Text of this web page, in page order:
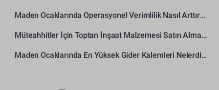
Maden Ocaklarında Operasyonel Verimlilik Nasıl Arttırılır?
Müteahhitler İçin Toptan İnşaat Malzemesi Satın Alma Rehberi
Maden Ocaklarında En Yüksek Gider Kalemleri Nelerdir?